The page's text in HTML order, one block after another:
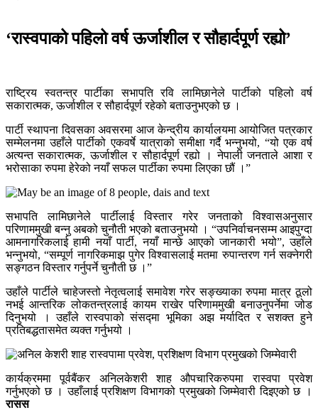
‘रास्वपाको पहिलो वर्ष ऊर्जाशील र सौहार्दपूर्ण रह्यो’
राष्ट्रिय स्वतन्त्र पार्टीका सभापति रवि लामिछानेले पार्टीको पहिलो वर्ष
सकारात्मक, ऊर्जाशील र सौहार्दपूर्ण रहेको बताउनुभएको छ ।
पार्टी स्थापना दिवसका अवसरमा आज केन्द्रीय कार्यालयमा आयोजित पत्रकार
सम्मेलनमा उहाँले पार्टीको एकवर्षे यात्राको समीक्षा गर्दै भन्नुभयो, “यो एक वर्ष
अत्यन्त सकारात्मक, ऊर्जाशील र सौहार्दपूर्ण रह्यो । नेपाली जनताले आशा र
भरोसाका रुपमा हेरेको नयाँ सफल पार्टीका रुपमा लिएका छौं ।”
सभापति लामिछानेले पार्टीलाई विस्तार गरेर जनताको विश्वासअनुसार
परिणाममुखी बन्नु अबको चुनौती भएको बताउनुभयो । “उपनिर्वाचनसम्म आइपुग्दा
आमनागरिकलाई हामी नयाँ पार्टी, नयाँ मान्छे आएको जानकारी भयो”, उहाँले
भन्नुभयो, “सम्पूर्ण नागरिकमाझ पुगेर विश्वासलाई मतमा रुपान्तरण गर्न सक्नेगरी
सङ्गठन विस्तार गर्नुपर्ने चुनौती छ ।”
उहाँले पार्टीले चाहेजस्तो नेतृत्वलाई समावेश गरेर सङ्ख्याका रुपमा मात्र ठूलो
नभई आन्तरिक लोकतन्त्रलाई कायम राखेर परिणाममुखी बनाउनुपर्नेमा जोड
दिनुभयो । उहाँले रास्वपाको संसद्मा भूमिका अझ मर्यादित र सशक्त हुने
प्रतिबद्धतासमेत व्यक्त गर्नुभयो ।
कार्यक्रममा पूर्वबैंकर अनिलकेशरी शाह औपचारिकरुपमा रास्वपा प्रवेश
गर्नुभएको छ । उहाँलाई प्रशिक्षण विभागको प्रमुखको जिम्मेवारी दिइएको छ ।
रासस